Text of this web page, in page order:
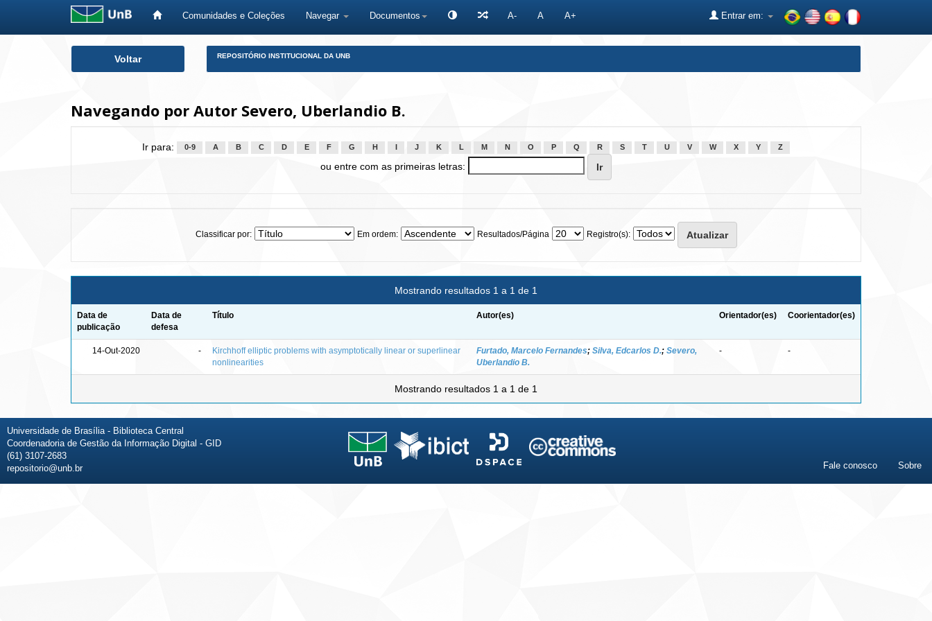
Comunidades e Coleções Navegar Documentos A- A A+ Entrar em:
Voltar REPOSITÓRIO INSTITUCIONAL DA UNB
Navegando por Autor Severo, Uberlandio B.
Ir para: 0-9 A B C D E F G H J K L M N O P Q R S T U V W X Y Z
ou entre com as primeiras letras:
Classificar por: Em ordem: Resultados/Página Registro(s):
Mostrando resultados 1 a 1 de 1
Data de
publicação
Data de
defesa
Título Autor(es) Orientador(es) Coorientador(es)
14-Out-2020 -
Kirchhoff elliptic problems with asymptotically linear or superlinear
nonlinearities
Furtado, Marcelo Fernandes; Silva, Edcarlos D.; Severo,
Uberlandio B.
- -
Mostrando resultados 1 a 1 de 1
Universidade de Brasília - Biblioteca Central
Coordenadoria de Gestão da Informação Digital - GID
(61) 3107-2683
repositorio@unb.br
Fale conosco Sobre